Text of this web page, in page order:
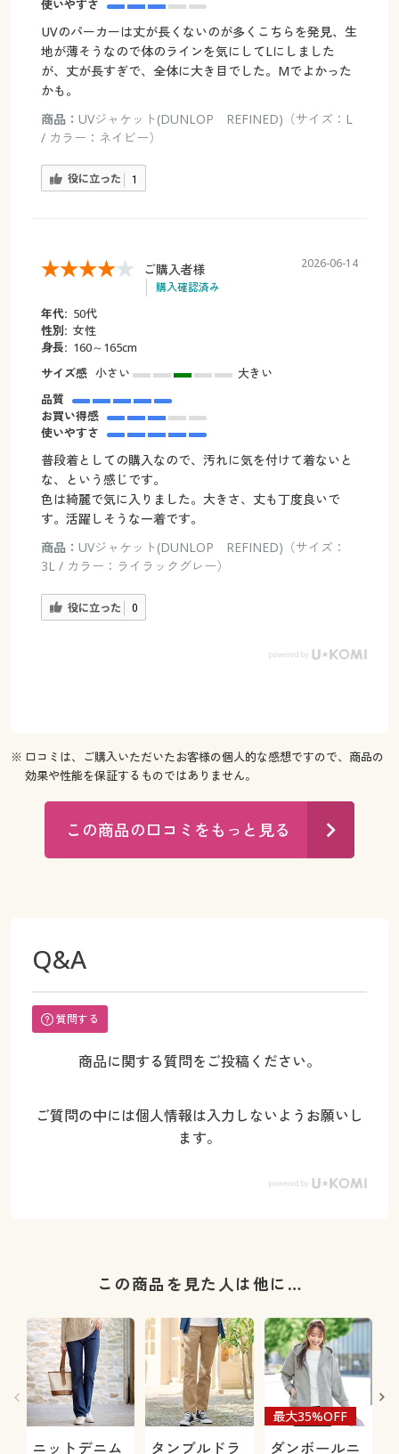
使いやすさ
UVのパーカーは丈が長くないのが多くこちらを発見、生
地が薄そうなので体のラインを気にしてLにしました
が、丈が長すぎで、全体に大き目でした。Mでよかった
かも。
商品： UVジャケット(DUNLOP REFINED)（サイズ：L
/ カラー：ネイビー）
役に立った 1
ご購入者様
購入確認済み
2026-06-14
年代: 50代
性別: 女性
身長: 160～165cm
サイズ感 小さい
大きい
品質
お買い得感
使いやすさ
普段着としての購入なので、汚れに気を付けて着ないと
な、という感じです。
色は綺麗で気に入りました。大きさ、丈も丁度良いで
す。活躍しそうな一着です。
商品： UVジャケット(DUNLOP REFINED)（サイズ：
3L / カラー：ライラックグレー）
役に立った 0
※ 口コミは、ご購入いただいたお客様の個人的な感想ですので、商品の
効果や性能を保証するものではありません。
この商品の口コミをもっと見る
Q&A
質問する
商品に関する質問をご投稿ください。
ご質問の中には個人情報は入力しないようお願いし
ます。
この商品を見た人は他に…
ニットデニム タンブルドラ ダンボールニ
最大35%OFF